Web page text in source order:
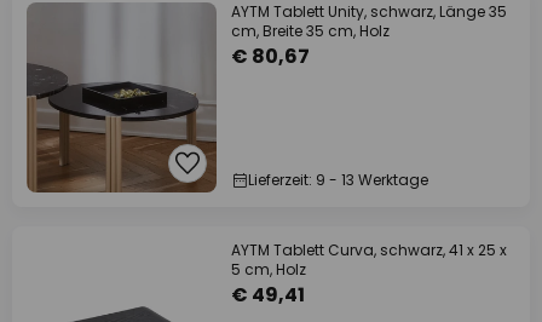
AYTM Tablett Unity, schwarz, Länge 35
cm, Breite 35 cm, Holz
€ 80,67
Lieferzeit: 9 - 13 Werktage
AYTM Tablett Curva, schwarz, 41 x 25 x
5 cm, Holz
€ 49,41